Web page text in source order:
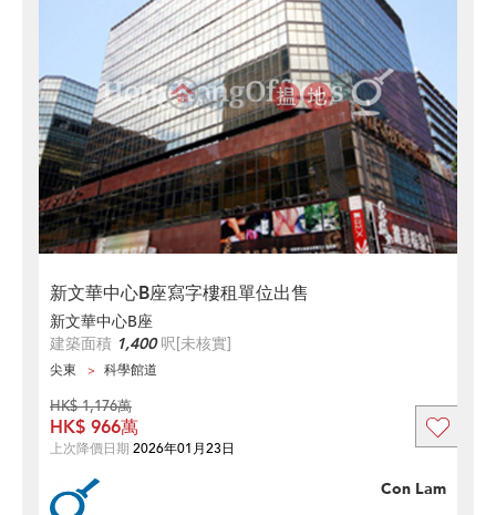
新文華中心B座寫字樓租單位出售
新文華中心B座
建築面積 1,400呎[未核實]
尖東 科學館道
Con Lam
HK$ 1,176萬
HK$ 966萬
上次降價日期 2026年01月23日